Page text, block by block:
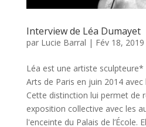
Interview de Léa Dumayet
par Lucie Barral | Fév 18, 2019
Léa est une artiste
Arts de Paris en juin 2014
Cette distinction lui permet de
exposition collective avec les
l'enceinte du Palais de l’École.